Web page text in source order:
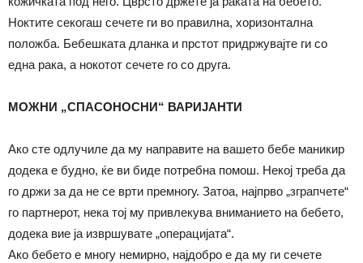
Ноктите секогаш сечете ги во правилна, хоризонтална
положба. Бебешката дланка и прстот придржувајте ги со
една рака, а нокотот сечете го со друга.
МОЖНИ „СПАСОНОСНИ“ ВАРИЈАНТИ
Ако сте одлучиле да му направите на вашето бебе маникир
додека е будно, ќе ви биде потребна помош. Некој треба да
го држи за да не се врти премногу. Затоа, најпрво „зграпчете“
го партнерот, нека тој му привлекува вниманието на бебето,
додека вие ја извршувате „операцијата“.
Ако бебето е многу немирно, најдобро е да му ги сечете